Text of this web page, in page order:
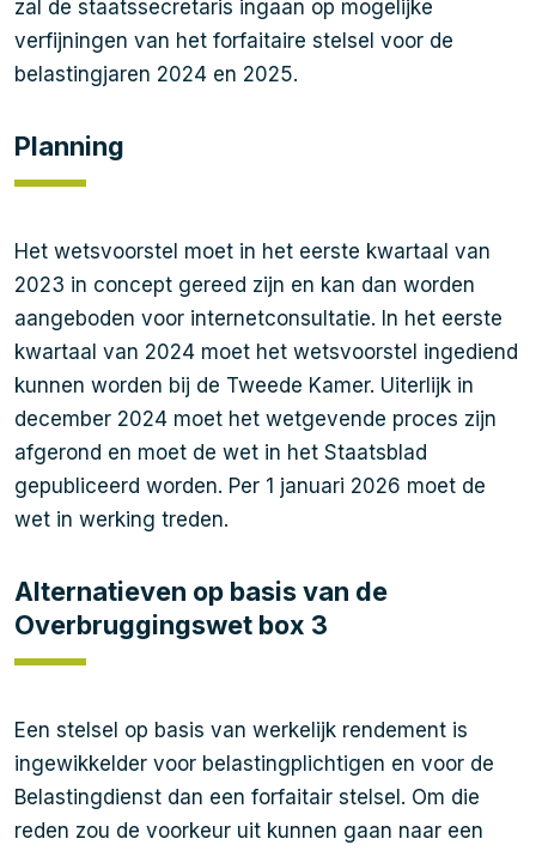
zal de staatssecretaris ingaan op mogelijke
verfijningen van het forfaitaire stelsel voor de
belastingjaren 2024 en 2025.
Planning
Het wetsvoorstel moet in het eerste kwartaal van
2023 in concept gereed zijn en kan dan worden
aangeboden voor internetconsultatie. In het eerste
kwartaal van 2024 moet het wetsvoorstel ingediend
kunnen worden bij de Tweede Kamer. Uiterlijk in
december 2024 moet het wetgevende proces zijn
afgerond en moet de wet in het Staatsblad
gepubliceerd worden. Per 1 januari 2026 moet de
wet in werking treden.
Alternatieven op basis van de
Overbruggingswet box 3
Een stelsel op basis van werkelijk rendement is
ingewikkelder voor belastingplichtigen en voor de
Belastingdienst dan een forfaitair stelsel. Om die
reden zou de voorkeur uit kunnen gaan naar een